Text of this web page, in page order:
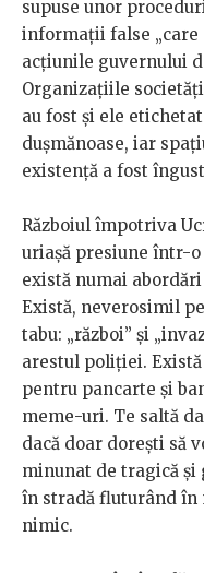
supuse unor
informații false
acțiunile guvernului
Organizațiile
au fost și ele
dușmănoase, iar
existență a fost
Războiul împotriva
uriașă presiune într-
există numai
Există, neverosimil
tabu: „război” și
arestul poliției.
pentru pancarte și
meme-uri. Te saltă
dacă doar dorești să
minunat de tragică și
în stradă fluturând în
nimic.